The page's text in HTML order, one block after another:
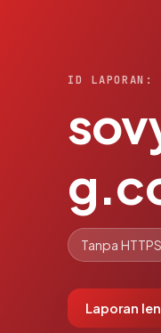
ID LAPORAN:
Tanpa HTTPS
Laporan